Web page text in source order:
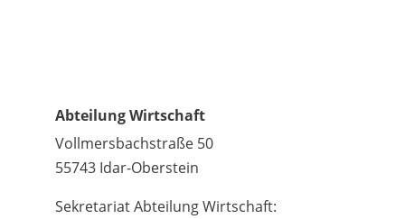
Abteilung Wirtschaft
Vollmersbachstraße 50
55743 Idar-Oberstein
Sekretariat Abteilung Wirtschaft: